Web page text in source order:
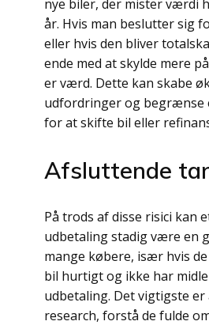
nye biler, der mister værdi
år. Hvis man beslutter sig
eller hvis den bliver
ende med at skylde mere
er værd. Dette kan skabe
udfordringer og begrænse
for at skifte bil eller
Afsluttende
På trods af disse risici kan
udbetaling stadig være en
mange købere, især hvis
bil hurtigt og ikke har
udbetaling. Det vigtigste er
research, forstå de fulde